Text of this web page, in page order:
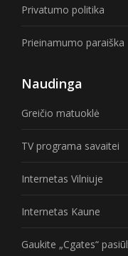
Privatumo politika
Prieinamumo paraiška
Naudinga
Greičio matuoklė
TV programa savaitei
Internetas Vilniuje
Internetas Kaune
Gaukite „Cgates“